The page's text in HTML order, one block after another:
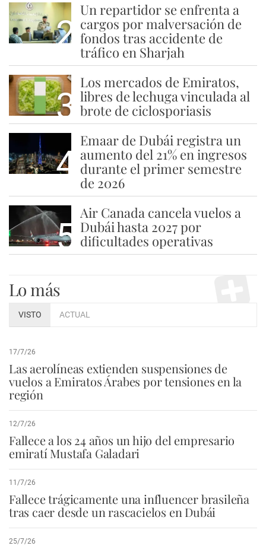
2
Un repartidor se enfrenta a
cargos por malversación de
fondos tras accidente de
tráfico en Sharjah
3
Los mercados de Emiratos,
libres de lechuga vinculada al
brote de ciclosporiasis
4
Emaar de Dubái registra un
aumento del 21% en ingresos
durante el primer semestre
de 2026
5
Air Canada cancela vuelos a
Dubái hasta 2027 por
dificultades operativas
Lo más
VISTO ACTUAL
17/7/26
Las aerolíneas extienden suspensiones de
vuelos a Emiratos Árabes por tensiones en la
región
12/7/26
Fallece a los 24 años un hijo del empresario
emiratí Mustafa Galadari
11/7/26
Fallece trágicamente una influencer brasileña
tras caer desde un rascacielos en Dubái
25/7/26